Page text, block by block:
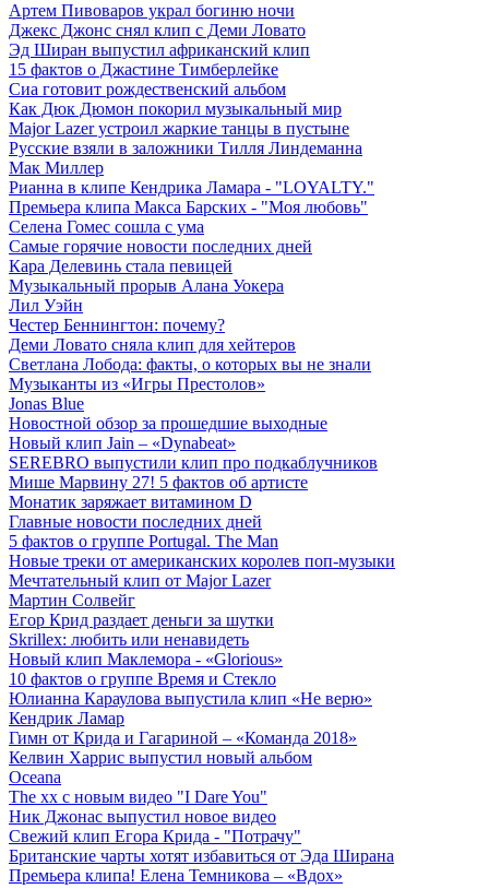
Артем Пивоваров украл богиню ночи
Джекс Джонс снял клип с Деми Ловато
Эд Ширан выпустил африканский клип
15 фактов о Джастине Тимберлейке
Сиа готовит рождественский альбом
Как Дюк Дюмон покорил музыкальный мир
Major Lazer устроил жаркие танцы в пустыне
Русские взяли в заложники Тилля Линдеманна
Мак Миллер
Рианна в клипе Кендрика Ламара - "LOYALTY."
Премьера клипа Макса Барских - "Моя любовь"
Селена Гомес сошла с ума
Самые горячие новости последних дней
Кара Делевинь стала певицей
Музыкальный прорыв Алана Уокера
Лил Уэйн
Честер Беннингтон: почему?
Деми Ловато сняла клип для хейтеров
Светлана Лобода: факты, о которых вы не знали
Музыканты из «Игры Престолов»
Jonas Blue
Новостной обзор за прошедшие выходные
Новый клип Jain – «Dynabeat»
SEREBRO выпустили клип про подкаблучников
Мише Марвину 27! 5 фактов об артисте
Монатик заряжает витамином D
Главные новости последних дней
5 фактов о группе Portugal. The Man
Новые треки от американских королев поп-музыки
Мечтательный клип от Major Lazer
Мартин Солвейг
Егор Крид раздает деньги за шутки
Skrillex: любить или ненавидеть
Новый клип Маклемора - «Glorious»
10 фактов о группе Время и Стекло
Юлианна Караулова выпустила клип «Не верю»
Кендрик Ламар
Гимн от Крида и Гагариной – «Команда 2018»
Келвин Харрис выпустил новый альбом
Oceana
The xx с новым видео "I Dare You"
Ник Джонас выпустил новое видео
Свежий клип Егора Крида - "Потрачу"
Британские чарты хотят избавиться от Эда Ширана
Премьера клипа! Елена Темникова – «Вдох»